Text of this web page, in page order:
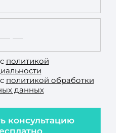
консультацию
политикой
политикой обработки
данных